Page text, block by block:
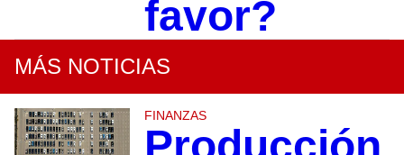
favor?
MÁS NOTICIAS
FINANZAS
Producción